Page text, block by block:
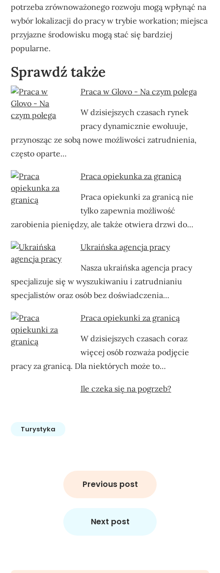
potrzeba zrównoważonego rozwoju mogą wpłynąć na
wybór lokalizacji do pracy w trybie workation; miejsca
przyjazne środowisku mogą stać się bardziej
popularne.
Sprawdź także
Praca w Glovo - Na czym polega
W dzisiejszych czasach rynek
pracy dynamicznie ewoluuje,
przynosząc ze sobą nowe możliwości zatrudnienia,
często oparte…
Praca opiekunka za granicą
Praca opiekunki za granicą nie
tylko zapewnia możliwość
zarobienia pieniędzy, ale także otwiera drzwi do…
Ukraińska agencja pracy
Nasza ukraińska agencja pracy
specjalizuje się w wyszukiwaniu i zatrudnianiu
specjalistów oraz osób bez doświadczenia…
Praca opiekunki za granicą
W dzisiejszych czasach coraz
więcej osób rozważa podjęcie
pracy za granicą. Dla niektórych może to…
Ile czeka się na pogrzeb?
Turystyka
Previous post
Next post